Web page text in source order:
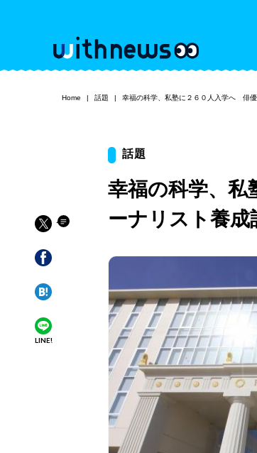
Home 話題 幸福の科学、私塾に２６０人入学へ 俳
LINE!
話題
幸福の科学、
ーナリスト養成